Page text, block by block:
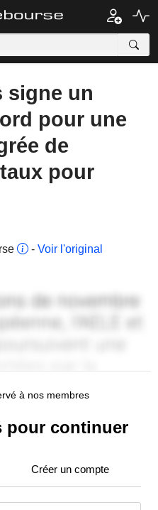
signe un
pour une
de
pour
- Voir l'original
à nos membres
pour continuer
Créer un compte